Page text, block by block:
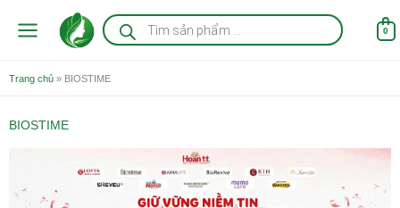
Tìm
kiếm
sản
0
Trang chủ » BIOSTIME
BIOSTIME